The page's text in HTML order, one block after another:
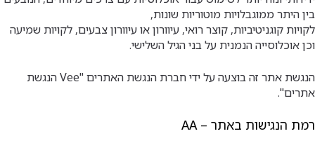
בין היתר ממוגבלויות מוטוריות שונות,
לקויות קוגניטיביות, קוצר רואי, עיוורון או עיוורון צבעים, לקויות שמיעה
וכן אוכלוסייה הנמנית על בני הגיל השלישי.
הנגשת אתר זה בוצעה על ידי חברת הנגשת האתרים "Vee הנגשת
אתרים".
רמת הנגישות באתר – AA